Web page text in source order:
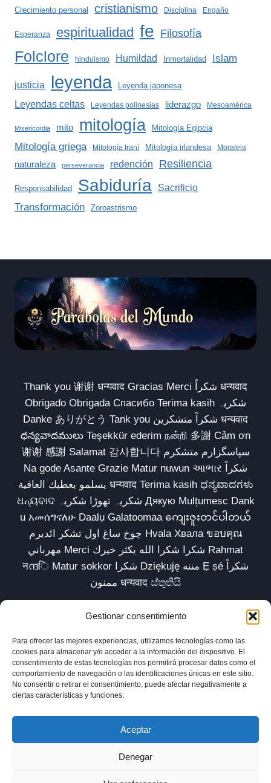
Gestionar consentimiento
Para ofrecer las mejores experiencias, utilizamos tecnologías como las
cookies para almacenar y/o acceder a la información del dispositivo. El
consentimiento de estas tecnologías nos permitirá procesar datos como el
comportamiento de navegación o las identificaciones únicas en este sitio.
No consentir o retirar el consentimiento, puede afectar negativamente a
ciertas características y funciones.
Aceptar
Denegar
Crecimiento personal cristianismo Disciplina Engaño
Esperanza espiritualidad fe Filosofía
Folclore hinduismo Humildad Inmortalidad Islam
justicia leyenda Leyenda japonesa
Leyendas celtas Leyendas polinesias liderazgo Mesoamérica
Misericordia mito mitología Mitología Egipcia
Mitología griega Mitología Iraní Mitología irlandesa Moraleja
naturaleza perseverancia redención Resiliencia
Responsabilidad Sabiduría Sacrificio
Transformación Zoroastrismo
Thank you 谢谢 धन्यवाद Gracias Merci شكراً धन्यवाद
Obrigado Obrigada Спасибо Terima kasih شکریہ
Danke ありがとう Tank you شكراً متشكرين धन्यवाद
ధన్యవాదములు Teşekkür ederim நன்றி 多謝 Cảm ơn
谢谢 感謝 Salamat 감사합니다 سپاسگزارم متشکرم
Na gode Asante Grazie Matur nuwun આભાર شكراً
يسلمو يعطيك العافية धन्यवाद Terima kasih ಧನ್ಯವಾದಗಳು
ଧନ୍ୟବାଦ شکریہ تھوڑا شکریہ Дякую Mulțumesc Dank
u አመሰግናለሁ Daalụ Galatoomaa ကျေးဇူးတင်ပါတယ်
چوخ ساغ اول تشکر ائدیرم Hvala Хвала ขอบคุณ
مهرباني Merci شكرا شكرا الله يكثر خيرك Rahmat
नന്ദि Matur sokkor شكرا Dziękuję مننه Ẹ ṣé شكراً
ممنون धन्यवाद ස්තුතියි
Inicio Biblioteca Parábolas TV
Comunidad
Esencia
Blog
Política de privacidad
Aviso legal
Política de cookies (UE)